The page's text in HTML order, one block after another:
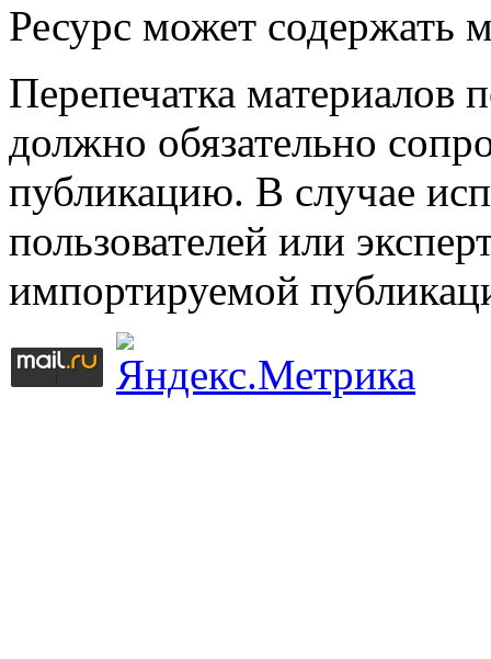
Ресурс может содержать
Перепечатка материалов
должно обязательно
публикацию. В случае
пользователей или
импортируемой